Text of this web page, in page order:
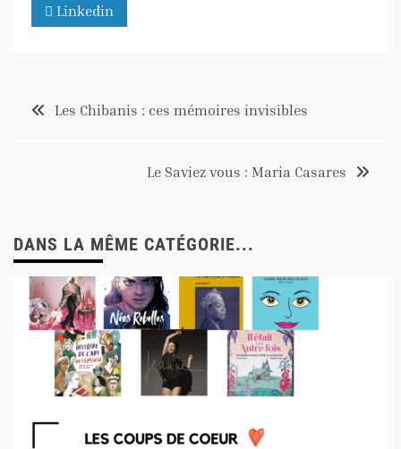
Linkedin
Les Chibanis : ces mémoires invisibles
Le Saviez vous : Maria Casares
DANS LA MÊME CATÉGORIE...